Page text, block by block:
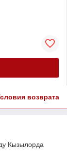
возврата
Кызылорда